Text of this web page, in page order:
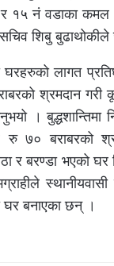
र १५ नं वडाका कमल
शिबु बुढाथोकीले
घरहरुको लागत
श्रमदान
। बुद्धशान्तिमा
७० बराबरको
र बरण्डा भएको घर
घर बनाएका छन् ।